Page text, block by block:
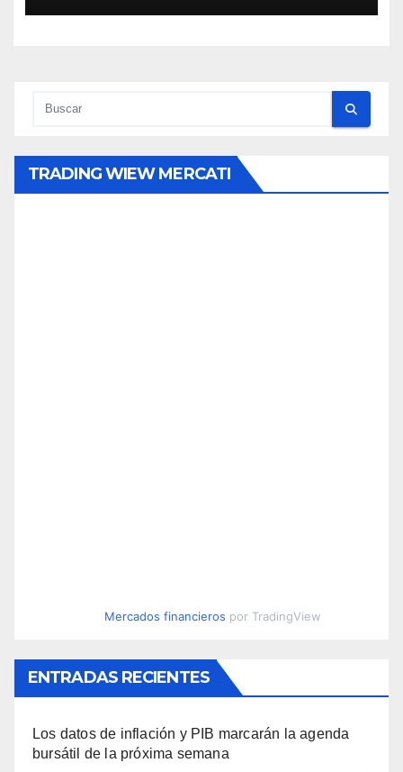
TRADING WIEW MERCATI
Mercados financieros por TradingView
ENTRADAS RECIENTES
Los datos de inflación y PIB marcarán la agenda
bursátil de la próxima semana